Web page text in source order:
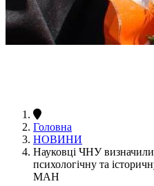
Головна
НОВИНИ
Науковці ЧНУ визначили
психологічну та
МАН